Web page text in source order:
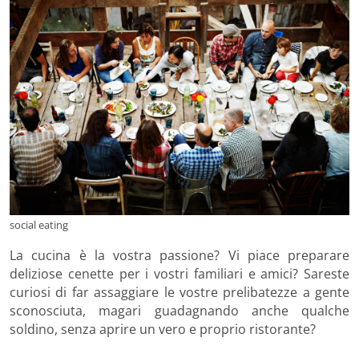
social eating
La cucina è la vostra passione? Vi piace preparare
deliziose cenette per i vostri familiari e amici? Sareste
curiosi di far assaggiare le vostre prelibatezze a gente
sconosciuta, magari guadagnando anche qualche
soldino, senza aprire un vero e proprio ristorante?